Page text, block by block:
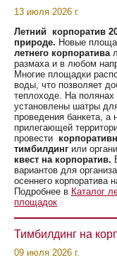
13 июля 2026 г.
Летний корпоратив
природе. Новые
летнего корпоратива
размаха и в любом
Многие площадки
воды, что позволяет
теплоходе. На полянах
установлены шатры
проведения банкета, а
прилегающей
провести
тимбилдинг или
квест на корпоратив.
вариантов для
осеннего корпоратива
Подробнее в Каталог
площадок
Тимбилдинг на
09 июля 2026 г.